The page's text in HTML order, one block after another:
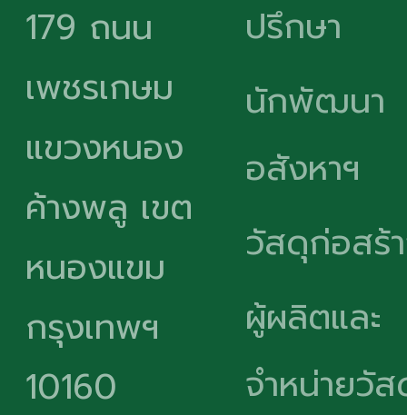
179 ถนน
เพชรเกษม
แขวงหนอง
ค้างพลู เขต
หนองแขม
กรุงเทพฯ
10160
ปรึกษา
นักพัฒนา
อสังหาฯ
วัสดุก่อสร้
ผู้ผลิตและ
จำหน่ายวั